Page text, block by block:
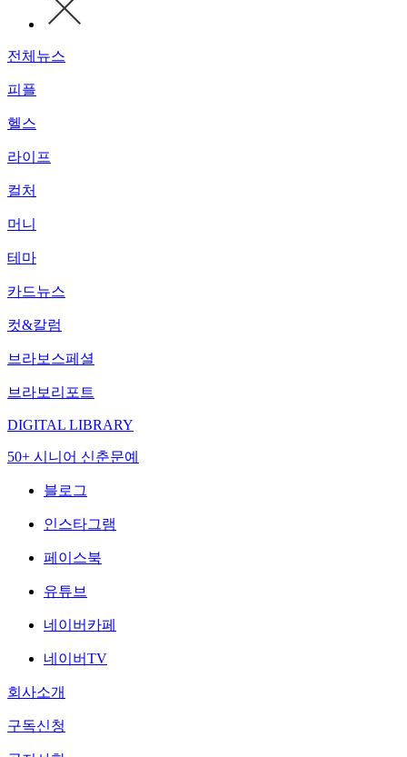
전체뉴스
피플
헬스
라이프
컬처
머니
테마
카드뉴스
컷&칼럼
브라보스페셜
브라보리포트
DIGITAL LIBRARY
50+ 시니어 신춘문예
블로그
인스타그램
페이스북
유튜브
네이버카페
네이버TV
회사소개
구독신청